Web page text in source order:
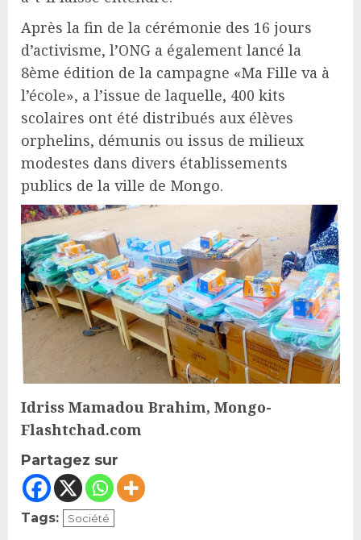
Après la fin de la cérémonie des 16 jours
d’activisme, l’ONG a également lancé la
8ème édition de la campagne «Ma Fille va à
l’école», a l’issue de laquelle, 400 kits
scolaires ont été distribués aux élèves
orphelins, démunis ou issus de milieux
modestes dans divers établissements
publics de la ville de Mongo.
Idriss Mamadou Brahim, Mongo-
Flashtchad.com
Partagez sur
Tags: Société